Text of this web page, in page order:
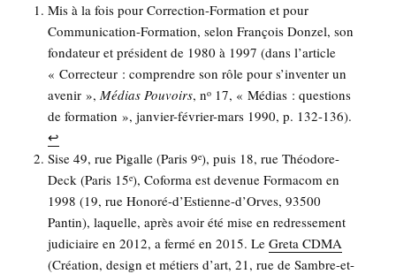
Mis à la fois pour Cor­rec­tion-For­ma­tion et pour
Com­mu­ni­ca­tion-For­ma­tion, selon Fran­çois Don­zel, son
fon­da­teur et pré­sident de 1980 à 1997 (dans l’ar­ticle
« Cor­rec­teur : com­prendre son rôle pour s’in­ven­ter un
ave­nir »,Médias Pou­voirs, no 17, « Médias : ques­tions
de for­ma­tion », jan­vier-février-mars 1990, p. 132-136).
↩︎
Sise 49, rue Pigalle (Paris 9e), puis 18, rue Théo­dore-
Deck (Paris 15e), Cofor­ma est deve­nue For­ma­com en
1998 (19, rue Hono­ré-d’Es­tienne-d’Orves, 93500
Pan­tin), laquelle, après avoir été mise en redres­se­ment
judi­ciaire en 2012, a fer­mé en 2015. LeGre­ta CDMA
(Créa­tion, desi­gn et métiers d’art, 21, rue de Sambre-et-